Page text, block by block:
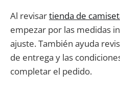
Al revisartienda de
empezar por las medidas
ajuste. También ayuda
de entrega y las
completar el pedido.